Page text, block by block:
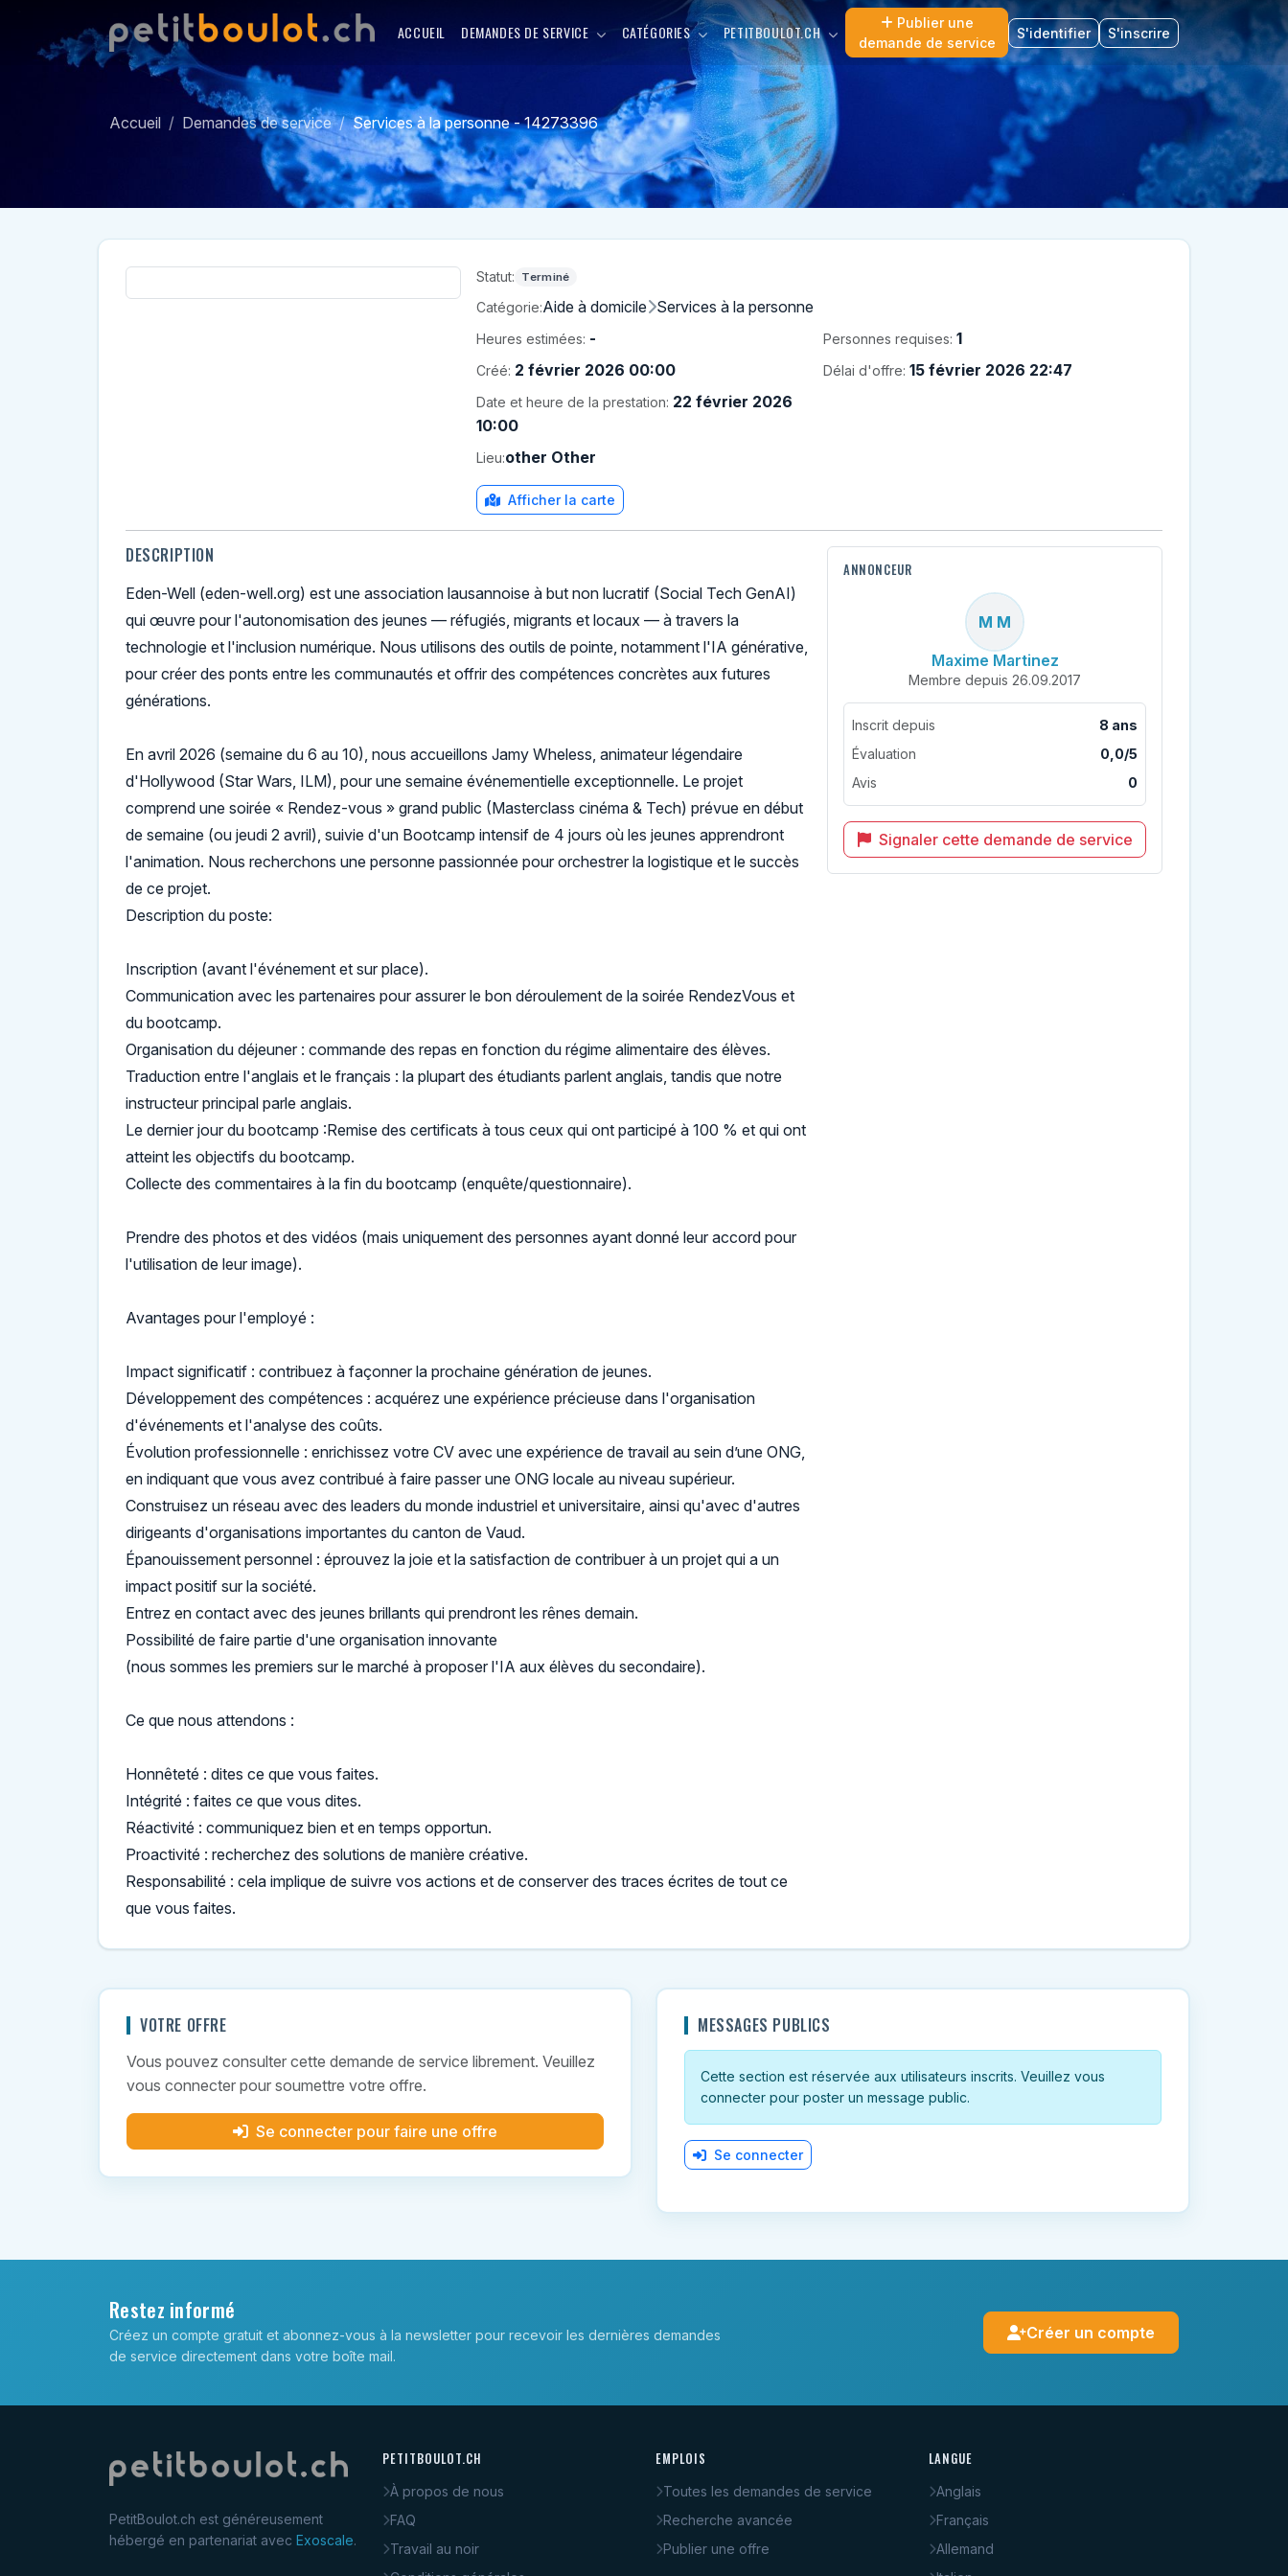
ACCUEIL DEMANDES DE SERVICE CATÉGORIES PETITBOULOT.CH
Publier une
demande de service
S'identifier S'inscrire
Accueil Demandes de service Services à la personne - 14273396
Statut: Terminé
Catégorie:Aide à domicile Services à la personne
Heures estimées: - Personnes requises: 1
Créé: 2 février 2026 00:00 Délai d'offre: 15 février 2026 22:47
Date et heure de la prestation: 22 février 2026
10:00
Lieu:other Other
Afficher la carte
DESCRIPTION
Eden-Well (eden-well.org) est une association lausannoise à but non lucratif (Social Tech GenAI)
qui œuvre pour l'autonomisation des jeunes — réfugiés, migrants et locaux — à travers la
technologie et l'inclusion numérique. Nous utilisons des outils de pointe, notamment l'IA générative,
pour créer des ponts entre les communautés et offrir des compétences concrètes aux futures
générations.
En avril 2026 (semaine du 6 au 10), nous accueillons Jamy Wheless, animateur légendaire
d'Hollywood (Star Wars, ILM), pour une semaine événementielle exceptionnelle. Le projet
comprend une soirée « Rendez-vous » grand public (Masterclass cinéma & Tech) prévue en début
de semaine (ou jeudi 2 avril), suivie d'un Bootcamp intensif de 4 jours où les jeunes apprendront
l'animation. Nous recherchons une personne passionnée pour orchestrer la logistique et le succès
de ce projet.
Description du poste:
Inscription (avant l'événement et sur place).
Communication avec les partenaires pour assurer le bon déroulement de la soirée RendezVous et
du bootcamp.
Organisation du déjeuner : commande des repas en fonction du régime alimentaire des élèves.
Traduction entre l'anglais et le français : la plupart des étudiants parlent anglais, tandis que notre
instructeur principal parle anglais.
Le dernier jour du bootcamp :Remise des certificats à tous ceux qui ont participé à 100 % et qui ont
atteint les objectifs du bootcamp.
Collecte des commentaires à la fin du bootcamp (enquête/questionnaire).
Prendre des photos et des vidéos (mais uniquement des personnes ayant donné leur accord pour
l'utilisation de leur image).
Avantages pour l'employé :
Impact significatif : contribuez à façonner la prochaine génération de jeunes.
Développement des compétences : acquérez une expérience précieuse dans l'organisation
d'événements et l'analyse des coûts.
Évolution professionnelle : enrichissez votre CV avec une expérience de travail au sein d’une ONG,
en indiquant que vous avez contribué à faire passer une ONG locale au niveau supérieur.
Construisez un réseau avec des leaders du monde industriel et universitaire, ainsi qu'avec d'autres
dirigeants d'organisations importantes du canton de Vaud.
Épanouissement personnel : éprouvez la joie et la satisfaction de contribuer à un projet qui a un
impact positif sur la société.
Entrez en contact avec des jeunes brillants qui prendront les rênes demain.
Possibilité de faire partie d'une organisation innovante
(nous sommes les premiers sur le marché à proposer l'IA aux élèves du secondaire).
Ce que nous attendons :
Honnêteté : dites ce que vous faites.
Intégrité : faites ce que vous dites.
Réactivité : communiquez bien et en temps opportun.
Proactivité : recherchez des solutions de manière créative.
Responsabilité : cela implique de suivre vos actions et de conserver des traces écrites de tout ce
que vous faites.
ANNONCEUR
M M
Maxime Martinez
Membre depuis 26.09.2017
Inscrit depuis
8 ans
Évaluation
0,0/5
Avis
0
Signaler cette demande de service
VOTRE OFFRE
Vous pouvez consulter cette demande de service librement. Veuillez
vous connecter pour soumettre votre offre.
Se connecter pour faire une offre
MESSAGES PUBLICS
Cette section est réservée aux utilisateurs inscrits. Veuillez vous
connecter pour poster un message public.
Se connecter
Restez informé
Créez un compte gratuit et abonnez-vous à la newsletter pour recevoir les dernières demandes
de service directement dans votre boîte mail.
Créer un compte
PetitBoulot.ch est généreusement
hébergé en partenariat avec Exoscale.
PETITBOULOT.CH
À propos de nous
FAQ
Travail au noir
EMPLOIS
Toutes les demandes de service
Recherche avancée
Publier une offre
LANGUE
Anglais
Français
Allemand